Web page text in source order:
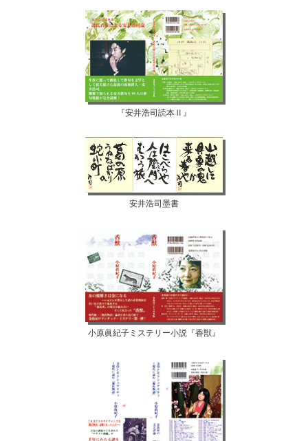
『安井浩司読本Ⅱ』
安井浩司墨書
小原眞紀子ミステリー小説『香獣』